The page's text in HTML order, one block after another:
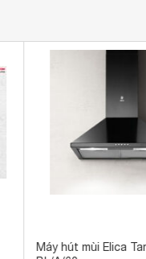
Máy hút mùi Elica